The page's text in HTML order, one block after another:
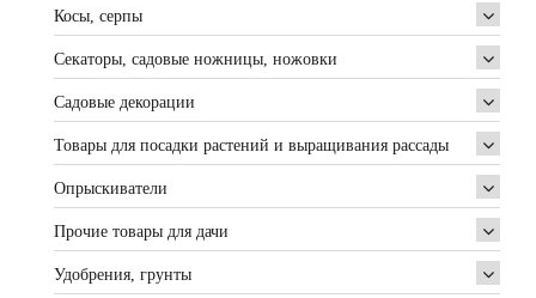
Косы, серпы
Секаторы, садовые ножницы, ножовки
Садовые декорации
Товары для посадки растений и выращивания рассады
Опрыскиватели
Прочие товары для дачи
Удобрения, грунты